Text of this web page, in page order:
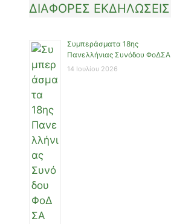
ΔΙΑΦΟΡΕΣ ΕΚΔΗΛΩΣΕΙΣ
Συμπεράσματα 18ης
Πανελλήνιας Συνόδου ΦοΔΣΑ
14 Ιουλίου 2026